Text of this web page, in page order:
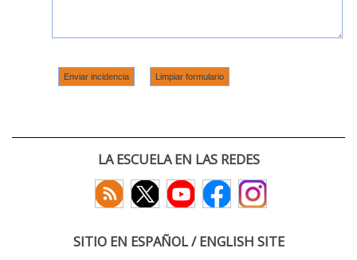
LA ESCUELA EN LAS REDES
SITIO EN ESPAÑOL / ENGLISH SITE